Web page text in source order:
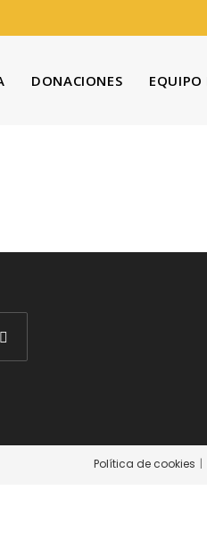
DONACIONES EQUIPO
Política de cookies